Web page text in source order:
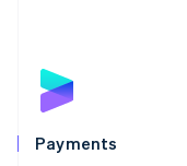
Payments
Norvège
English
English